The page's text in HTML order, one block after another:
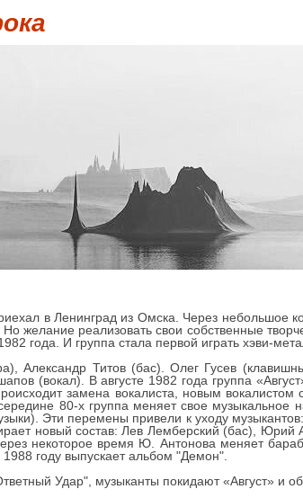
в Ленинград из Омска. Через небольшое
желание реализовать свои собственные
года. И группа стала первой играть хэви-
Александр Титов (бас). Олег Гусев
(вокал). В августе 1982 года группа
замена вокалиста, новым
80-х группа меняет свое музыкальное
Эти перемены привели к уходу
новый состав: Лев Лемберский (бас), Юрий
некоторое время Ю. Антонова меняет
году выпускает альбом "Демон".
Удар", музыканты покидают «Август» и